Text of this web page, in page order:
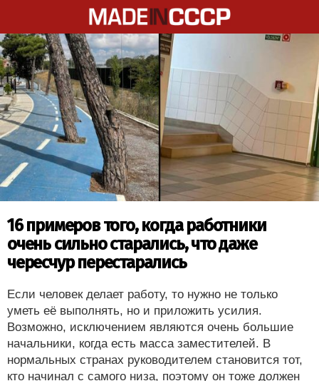
16 примеров того, когда работники
очень сильно старались, что даже
чересчур перестарались
Если человек делает работу, то нужно не только
уметь её выполнять, но и приложить усилия.
Возможно, исключением являются очень большие
начальники, когда есть масса заместителей. В
нормальных странах руководителем становится тот,
кто начинал с самого низа, поэтому он тоже должен